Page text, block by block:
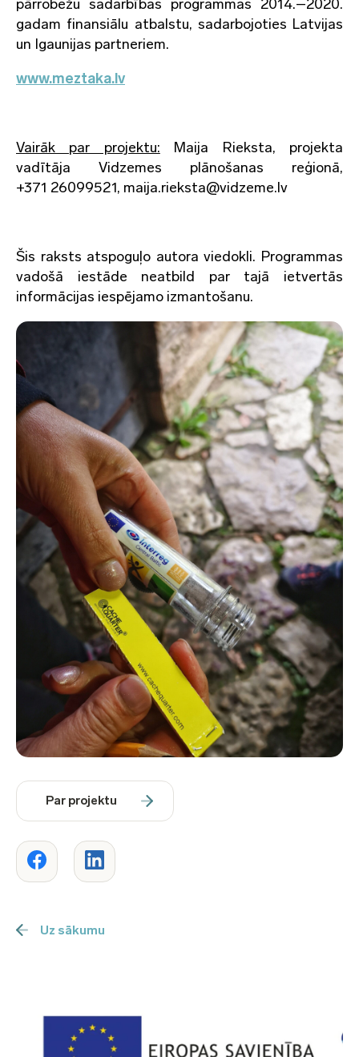
pārrobežu sadarbības programmas 2014.–2020.
gadam finansiālu atbalstu, sadarbojoties Latvijas
un Igaunijas partneriem.
www.meztaka.lv
Vairāk par projektu: Maija Rieksta, projekta
vadītāja Vidzemes plānošanas reģionā,
+371 26099521, maija.rieksta@vidzeme.lv
Šis raksts atspoguļo autora viedokli. Programmas
vadošā iestāde neatbild par tajā ietvertās
informācijas iespējamo izmantošanu.
Par projektu
Uz sākumu